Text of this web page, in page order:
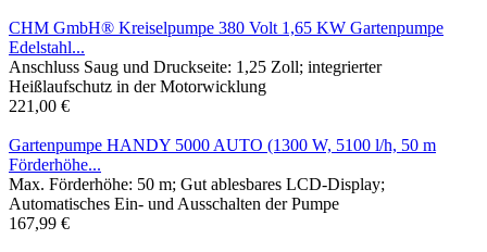
CHM GmbH® Kreiselpumpe 380 Volt 1,65 KW Gartenpumpe
Edelstahl...
Anschluss Saug und Druckseite: 1,25 Zoll; integrierter
Heißlaufschutz in der Motorwicklung
221,00 €
Gartenpumpe HANDY 5000 AUTO (1300 W, 5100 l/h, 50 m
Förderhöhe...
Max. Förderhöhe: 50 m; Gut ablesbares LCD-Display;
Automatisches Ein- und Ausschalten der Pumpe
167,99 €